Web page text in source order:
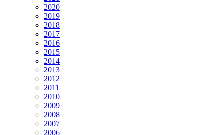
2020
2019
2018
2017
2016
2015
2014
2013
2012
2011
2010
2009
2008
2007
2006